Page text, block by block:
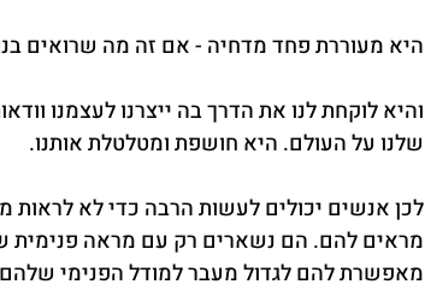
היא מעוררת פחד מדחיה - אם זה מה שרואים
והיא לוקחת לנו את הדרך בה ייצרנו לעצמנו
שלנו על העולם. היא חושפת ומטלטלת אותנו.
לכן אנשים יכולים לעשות הרבה כדי לא
מראים להם. הם נשארים רק עם מראה פנימית
מאפשרת להם לגדול מעבר למודל הפנימי